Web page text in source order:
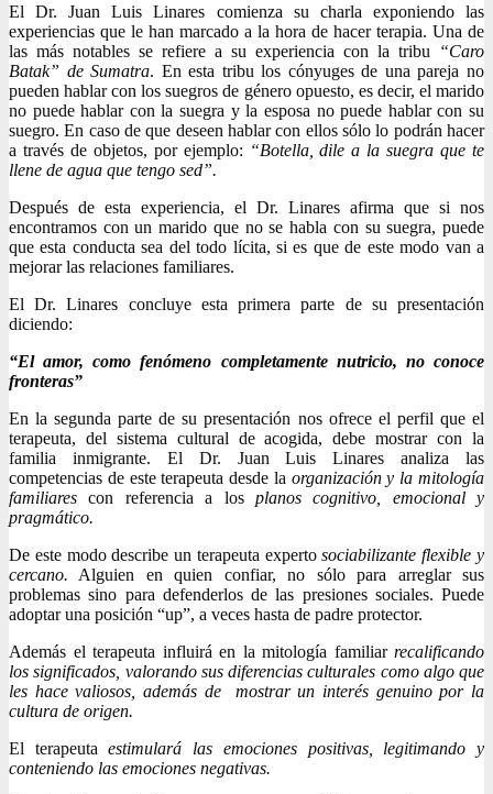
El Dr. Juan Luis Linares comienza su charla exponiendo las
experiencias que le han marcado a la hora de hacer terapia. Una de
las más notables se refiere a su experiencia con la tribu
“Caro
Batak” de Sumatra. En esta tribu los cónyuges de una pareja no
pueden hablar con los suegros de género opuesto, es decir, el marido
no puede hablar con la suegra y la esposa no puede hablar con su
suegro. En caso de que deseen hablar con ellos sólo lo podrán hacer
a través de objetos, por ejemplo: “Botella, dile a la suegra que te
llene de agua que tengo sed”.
Después de esta experiencia, el Dr. Linares afirma que si nos
encontramos con un marido que no se habla con su suegra, puede
que esta conducta sea del todo lícita, si es que de este modo van a
mejorar las relaciones familiares.
El Dr. Linares concluye esta primera parte de su presentación
diciendo:
“El amor, como fenómeno completamente nutricio, no conoce
fronteras”
En la segunda parte de su presentación nos ofrece el perfil que el
terapeuta, del sistema cultural de acogida, debe mostrar con la
familia inmigrante. El Dr. Juan Luis Linares analiza las
competencias de este terapeuta desde la organización y la mitología
familiarescon referencia a los planos cognitivo, emocional y
pragmático.
De este modo describe un terapeuta expertosociabilizante flexible y
cercano. Alguien en quien confiar, no sólo para arreglar sus
problemas sino para defenderlos de las presiones sociales. Puede
adoptar una posición “up”, a veces hasta de padre protector.
Además el terapeuta influirá en la mitología familiar recalificando
los significados, valorando sus diferencias culturales como algo que
les hace valiosos, además de mostrar un interés genuino por la
cultura de origen.
El terapeutaestimulará las emociones positivas, legitimando y
conteniendo las emociones negativas.